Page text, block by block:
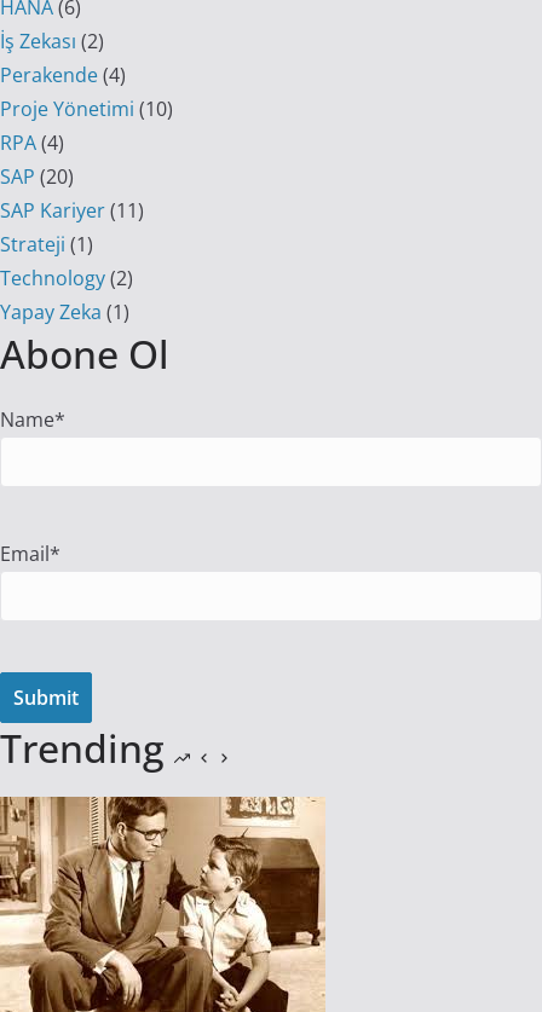
HANA(6)
İş Zekası (2)
Perakende(4)
Proje Yönetimi (10)
RPA(4)
SAP (20)
SAP Kariyer(11)
Strateji (1)
Technology(2)
Yapay Zeka (1)
Abone Ol
Name*
Email*
Trending